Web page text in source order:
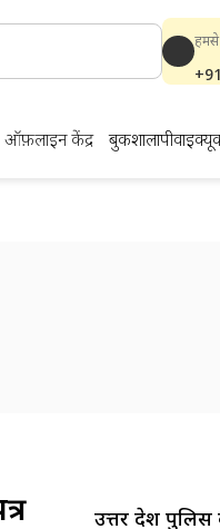
हमसे
ऑफ़लाइन केंद्र बुकशालापीवाईक्यू
उत्तर प्रदेश